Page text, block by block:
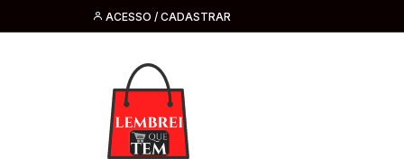
ACESSO / CADASTRAR